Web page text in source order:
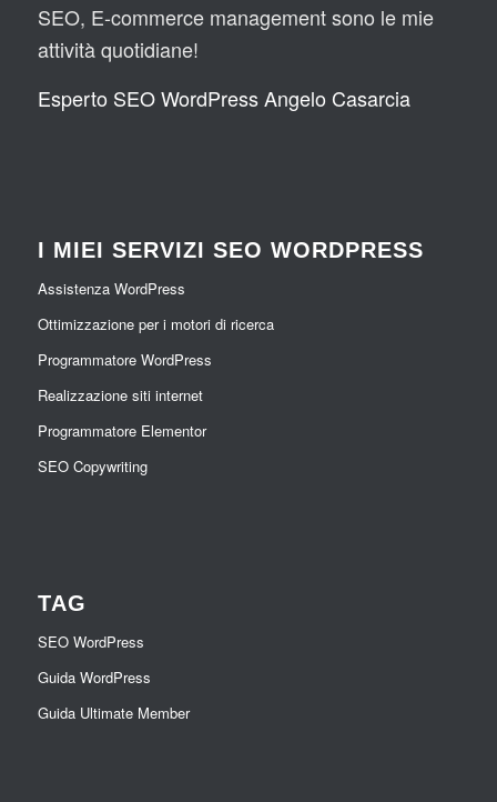
SEO, E-commerce management sono le mie
attività quotidiane!
Esperto SEO WordPress Angelo Casarcia
I MIEI SERVIZI SEO WORDPRESS
Assistenza WordPress
Ottimizzazione per i motori di ricerca
Programmatore WordPress
Realizzazione siti internet
Programmatore Elementor
SEO Copywriting
TAG
SEO WordPress
Guida WordPress
Guida Ultimate Member